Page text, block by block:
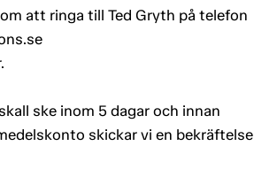
att ringa till Ted Gryth på telefon
ske inom 5 dagar och innan
skickar vi en bekräftelse